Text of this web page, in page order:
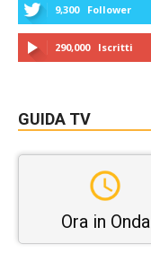
9,300 Follower
290,000 Iscritti
GUIDA TV
Ora in Onda